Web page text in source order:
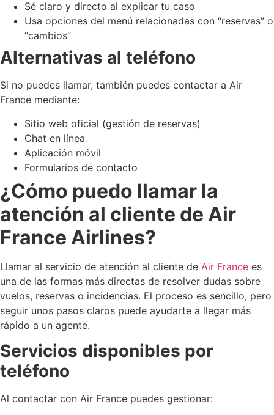
Sé claro y directo al explicar tu caso
Usa opciones del menú relacionadas con “reservas” o
“cambios”
Alternativas al teléfono
Si no puedes llamar, también puedes contactar a Air
France mediante:
Sitio web oficial (gestión de reservas)
Chat en línea
Aplicación móvil
Formularios de contacto
¿Cómo puedo llamar la
atención al cliente de Air
France Airlines?
Llamar al servicio de atención al cliente de Air France es
una de las formas más directas de resolver dudas sobre
vuelos, reservas o incidencias. El proceso es sencillo, pero
seguir unos pasos claros puede ayudarte a llegar más
rápido a un agente.
Servicios disponibles por
teléfono
Al contactar con Air France puedes gestionar: